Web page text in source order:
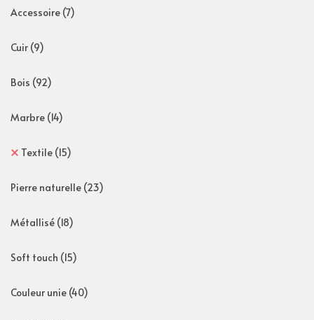
Accessoire (7)
Cuir (9)
Bois (92)
Marbre (14)
Textile (15)
Pierre naturelle (23)
Métallisé (18)
Soft touch (15)
Couleur unie (40)